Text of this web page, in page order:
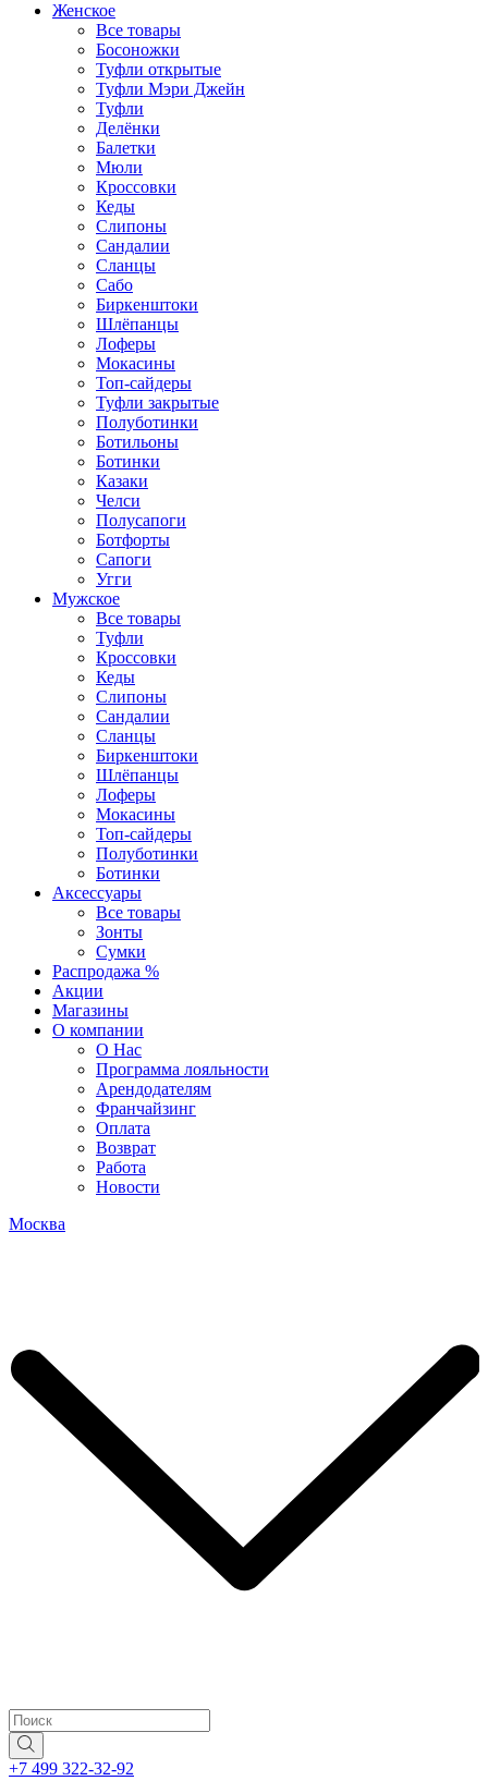
Женское
Все товары
Босоножки
Туфли открытые
Туфли Мэри Джейн
Туфли
Делёнки
Балетки
Мюли
Кроссовки
Кеды
Слипоны
Сандалии
Сланцы
Сабо
Биркенштоки
Шлёпанцы
Лоферы
Мокасины
Топ-сайдеры
Туфли закрытые
Полуботинки
Ботильоны
Ботинки
Казаки
Челси
Полусапоги
Ботфорты
Сапоги
Угги
Мужское
Все товары
Туфли
Кроссовки
Кеды
Слипоны
Сандалии
Сланцы
Биркенштоки
Шлёпанцы
Лоферы
Мокасины
Топ-сайдеры
Полуботинки
Ботинки
Аксессуары
Все товары
Зонты
Сумки
Распродажа %
Акции
Магазины
О компании
О Нас
Программа лояльности
Арендодателям
Франчайзинг
Оплата
Возврат
Работа
Новости
Москва
+7 499 322-32-92